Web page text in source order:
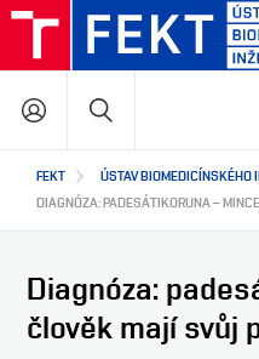
Přejít
hlavnímu
obsahu
Hlavní
navigace
STUDIUM
NABÍDKA STUDIJNÍCH
LETNÍ ŠKOLA BIOMEDICÍNY
FEKT ÚSTAV BIOMEDICÍNSKÉHO
DIAGNÓZA: PADESÁTIKORUNA –
Diagnóza:
člověk mají svůj